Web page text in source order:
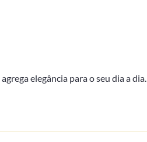
elegância para o seu dia a dia.